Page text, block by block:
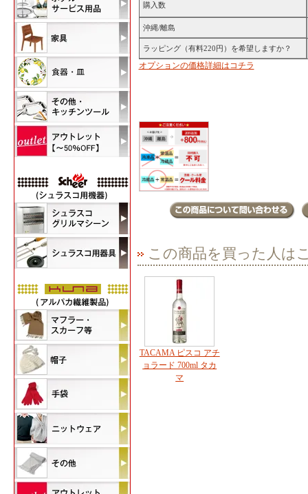
購入数
沖縄/離島
ラッピング（有料220円）を希望しますか？
オプションの価格詳細はコチラ
この商品を買った人は
TACAMA ピスコ アチ
ョラード 700ml タカ
マ